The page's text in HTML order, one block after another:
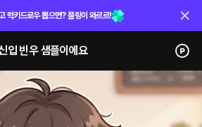
럭키드로우 뽑으면? 플링이 와르르!
입 빈우 샘플이에요